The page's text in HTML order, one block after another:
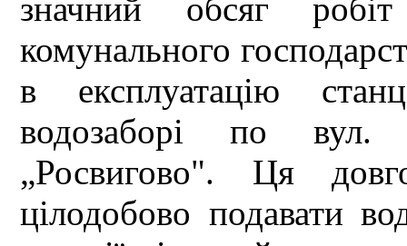
значний обсяг
комунального
в експлуатацію
водозаборі по вул.
„Росвигово". Ця
цілодобово подавати